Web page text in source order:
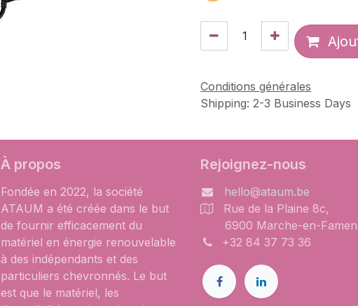
Conditions générales
Shipping: 2-3 Business Days
À propos
Fondée en 2022, la société
ATAUM a été créée dans le but
de fournir efficacement du
matériel en énergie renouvelable
à des indépendants et des
particuliers chevronnés. Le but
est que le matériel, les
Rejoignez-nous
hello@ataum.be
Rue de la Plaine 8c,
6900 Marche-en-
+32 84 37 73 36